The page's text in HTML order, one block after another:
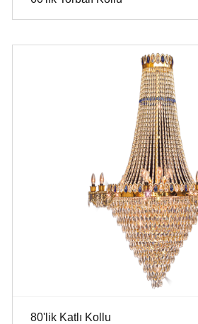
80'lik Katlı Kollu